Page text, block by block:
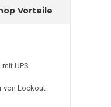
Vorteile
UPS
von Lockout